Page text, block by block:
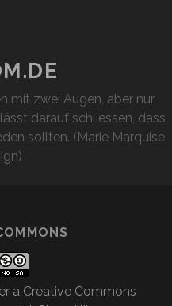
mit zwei Augen, aber nur
darauf schliessen, dass
sollten. (Marie Marquise
a Creative Commons